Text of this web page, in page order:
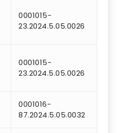
0001015-
23.2024.5.05.0026
0001015-
23.2024.5.05.0026
0001016-
87.2024.5.05.0032